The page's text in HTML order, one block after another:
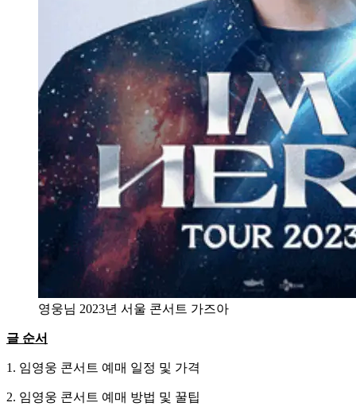
영웅님 2023년 서울 콘서트 가즈아
글 순서
1. 임영웅 콘서트 예매 일정 및 가격
2. 임영웅 콘서트 예매 방법 및 꿀팁